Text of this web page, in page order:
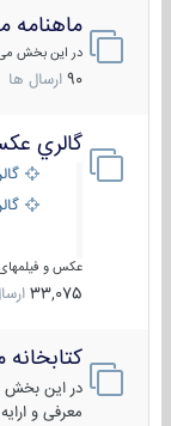
ماهنامه
در این بخش می
90 ارسال ها
گالري
عکس و فیلمهای
33,075 ارسال
کتابخانه
در این بخش
معرفی و